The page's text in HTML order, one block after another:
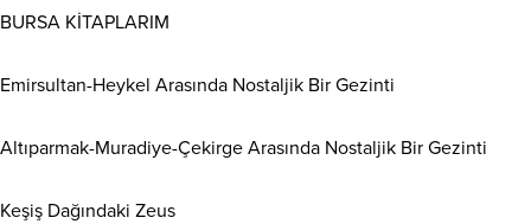
BURSA KİTAPLARIM
Emirsultan-Heykel Arasında Nostaljik Bir Gezinti
Altıparmak-Muradiye-Çekirge Arasında Nostaljik Bir Gezinti
Keşiş Dağındaki Zeus